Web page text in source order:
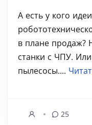
А есть у кого
в плане продаж?
станки с ЧПУ.
пылесосы....
25